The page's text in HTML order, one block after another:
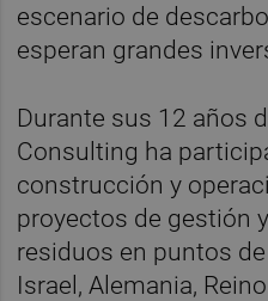
escenario de
esperan grandes
Durante sus 12 años
Consulting ha
construcción y
proyectos de gestión
residuos en puntos
Israel, Alemania,